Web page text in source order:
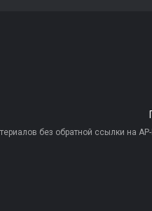
без обратной ссылки на